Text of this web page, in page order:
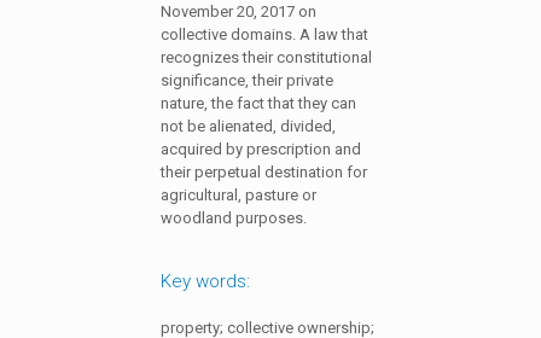
November 20, 2017 on
collective domains. A law that
recognizes their constitutional
significance, their private
nature, the fact that they can
not be alienated, divided,
acquired by prescription and
their perpetual destination for
agricultural, pasture or
woodland purposes.
Key words:
property; collective ownership;